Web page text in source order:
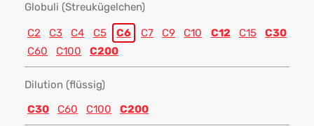
Globuli (Streukügelchen)
C2 C3 C4 C5 C6 C7 C9 C10 C12 C15
C30
C60
C100 C200
Dilution (flüssig)
C30
C60 C100 C200